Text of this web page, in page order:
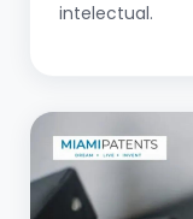
intelectual.